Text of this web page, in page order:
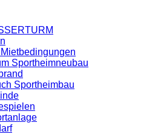
Sportheimneubau
Sportheimbau